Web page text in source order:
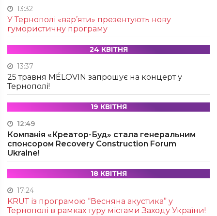
13:32
У Тернополі «вар’яти» презентують нову
гумористичну програму
24 КВІТНЯ
13:37
25 травня MÉLOVIN запрошує на концерт у
Тернополі!
19 КВІТНЯ
12:49
Компанія «Креатор-Буд» стала генеральним
спонсором Recovery Construction Forum
Ukraine!
18 КВІТНЯ
17:24
KRUТ із програмою “Весняна акустика” у
Тернополі в рамках туру містами Заходу України!